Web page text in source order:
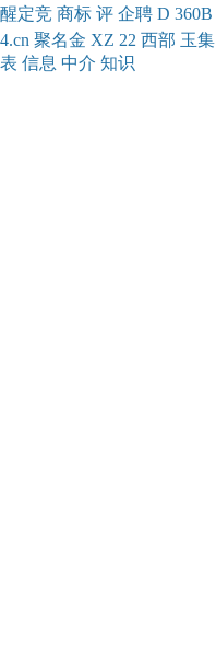
醒定竞 商标 评 企聘 D 360B
4.cn 聚名金 XZ 22 西部 玉集
表 信息 中介 知识